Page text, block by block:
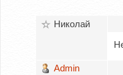
Николай
Admin